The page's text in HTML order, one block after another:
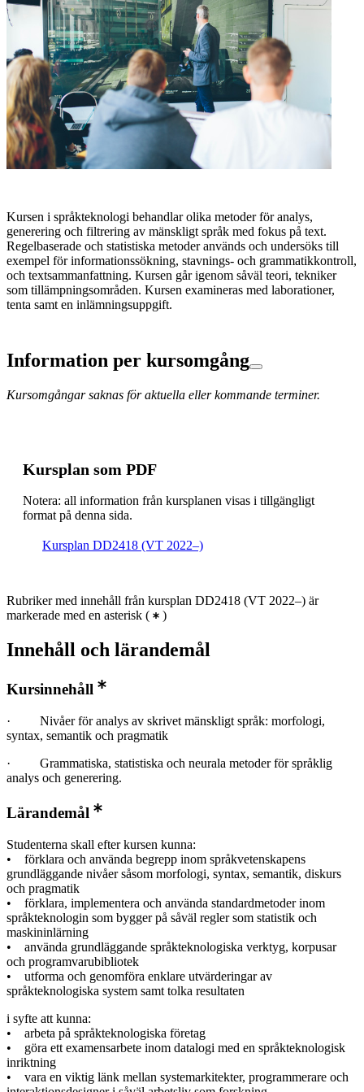
Kursen i språkteknologi behandlar olika metoder för analys,
generering och filtrering av mänskligt språk med fokus på text.
Regelbaserade och statistiska metoder används och undersöks till
exempel för informationssökning, stavnings- och grammatikkontroll,
och textsammanfattning. Kursen går igenom såväl teori, tekniker
som tillämpningsområden. Kursen examineras med laborationer,
tenta samt en inlämningsuppgift.
Information per kursomgång
Kursomgångar saknas för aktuella eller kommande terminer.
Kursplan som PDF
Notera: all information från kursplanen visas i tillgängligt
format på denna sida.
Kursplan DD2418 (VT 2022–)
Rubriker med innehåll från kursplan DD2418 (VT 2022–) är
markerade med en asterisk ( )
Innehåll och lärandemål
Kursinnehåll
· Nivåer för analys av skrivet mänskligt språk: morfologi,
syntax, semantik och pragmatik
· Grammatiska, statistiska och neurala metoder för språklig
analys och generering.
Lärandemål
Studenterna skall efter kursen kunna:
• förklara och använda begrepp inom språkvetenskapens
grundläggande nivåer såsom morfologi, syntax, semantik, diskurs
och pragmatik
• förklara, implementera och använda standardmetoder inom
språkteknologin som bygger på såväl regler som statistik och
maskininlärning
• använda grundläggande språkteknologiska verktyg, korpusar
och programvarubibliotek
• utforma och genomföra enklare utvärderingar av
språkteknologiska system samt tolka resultaten
i syfte att kunna:
• arbeta på språkteknologiska företag
• göra ett examensarbete inom datalogi med en språkteknologisk
inriktning
• vara en viktig länk mellan systemarkitekter, programmerare och